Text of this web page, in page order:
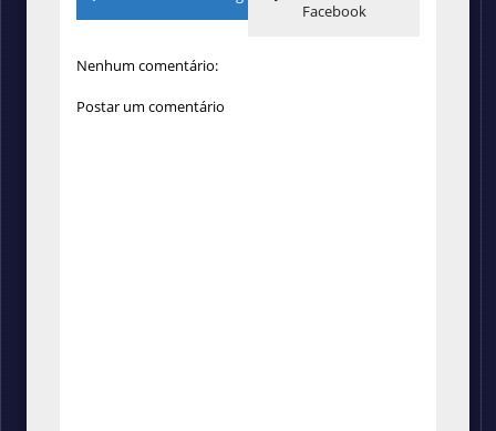
Facebook
Nenhum comentário:
Postar um comentário